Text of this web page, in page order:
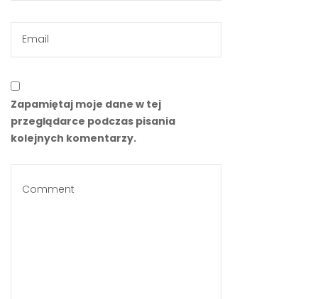
Zapamiętaj moje dane w tej
przeglądarce podczas pisania
kolejnych komentarzy.